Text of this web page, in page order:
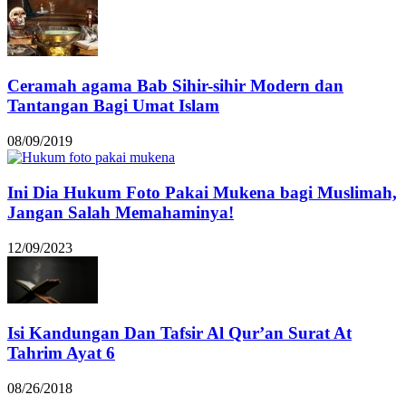
Ceramah agama Bab Sihir-sihir Modern dan
Tantangan Bagi Umat Islam
08/09/2019
Ini Dia Hukum Foto Pakai Mukena bagi Muslimah,
Jangan Salah Memahaminya!
12/09/2023
Isi Kandungan Dan Tafsir Al Qur’an Surat At
Tahrim Ayat 6
08/26/2018